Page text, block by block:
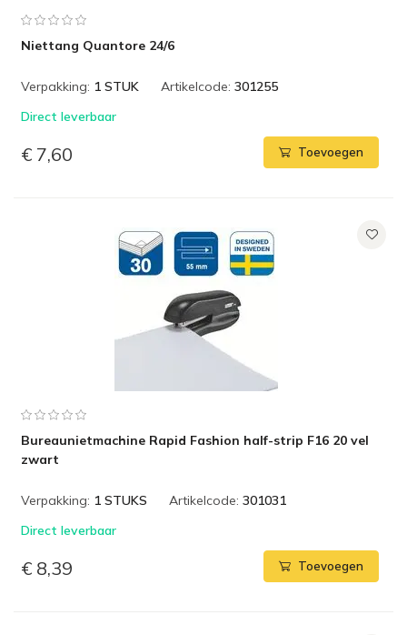
Niettang Quantore 24/6
Verpakking: 1 STUK Artikelcode: 301255
Direct leverbaar
€ 7,60 Toevoegen
Bureaunietmachine Rapid Fashion half-strip F16 20 vel
zwart
Verpakking: 1 STUKS Artikelcode: 301031
Direct leverbaar
€ 8,39 Toevoegen